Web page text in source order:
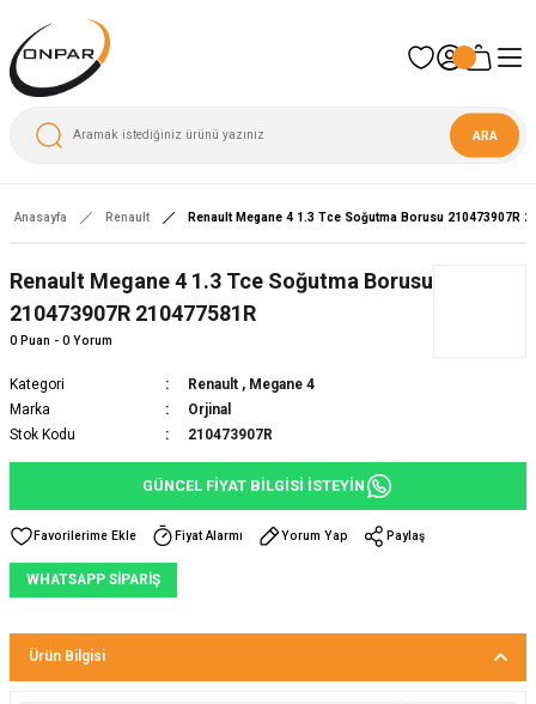
ARA
Anasayfa Renault Renault Megane 4 1.3 Tce Soğutma Borusu 210473907R
Renault Megane 4 1.3 Tce Soğutma Borusu
210473907R 210477581R
0 Puan - 0 Yorum
Kategori Renault , Megane 4
Marka
Orjinal
Stok Kodu
210473907R
GÜNCEL FİYAT BİLGİSİ İSTEYİN
Fiyat Alarmı Yorum Yap Paylaş
WHATSAPP SİPARİŞ
Ürün Bilgisi